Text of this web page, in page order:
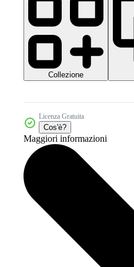
Collezione
Licenza Gratuita
Cos'è?
Maggiori informazioni